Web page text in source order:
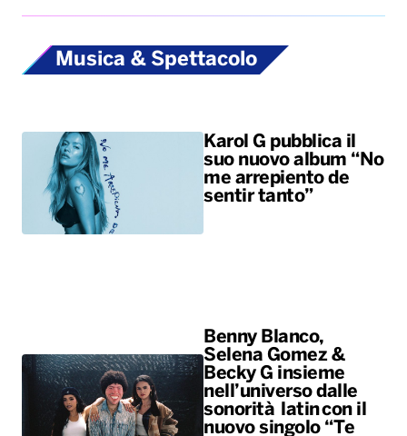
Musica & Spettacolo
Karol G pubblica il
suo nuovo album “No
me arrepiento de
sentir tanto”
Benny Blanco,
Selena Gomez &
Becky G insieme
nell’universo dalle
sonorità latin con il
nuovo singolo “Te